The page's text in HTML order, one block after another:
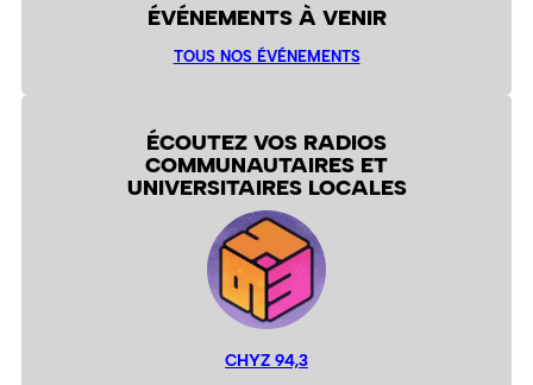
ÉVÉNEMENTS À VENIR
TOUS NOS ÉVÉNEMENTS
ÉCOUTEZ VOS RADIOS
COMMUNAUTAIRES ET
UNIVERSITAIRES LOCALES
CHYZ 94,3